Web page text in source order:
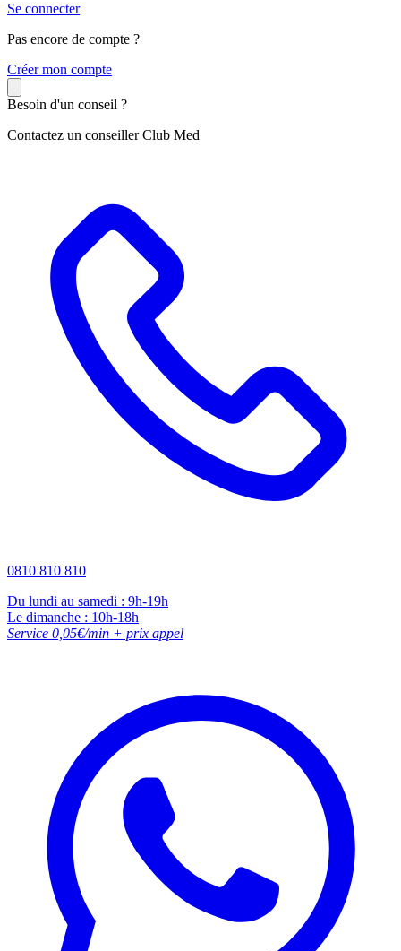
Se connecter
Pas encore de compte ?
Créer mon compte
Besoin d'un conseil ?
Contactez un conseiller Club Med
0810 810 810
Du lundi au samedi : 9h-19h
Le dimanche : 10h-18h
Service 0,05€/min + prix appel